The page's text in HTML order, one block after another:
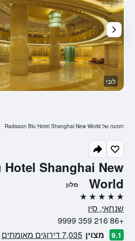
Shanghai New
World
מלון
5 כוכבים
שנחאי, סין
+86 216 359 9999
9.1 מצוין 7,035 דירוגים מאומתים
לובי
תמונה של Radisson Blu Hotel Shanghai New World